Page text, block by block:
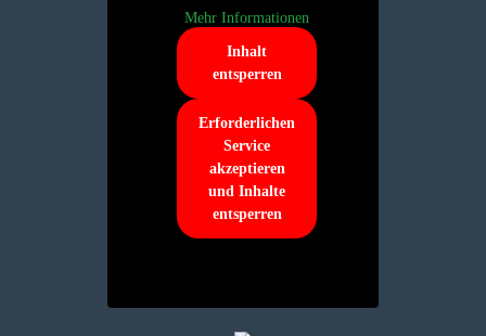
Mehr Informationen
Inhalt
entsperren
Erforderlichen
Service
akzeptieren
und Inhalte
entsperren